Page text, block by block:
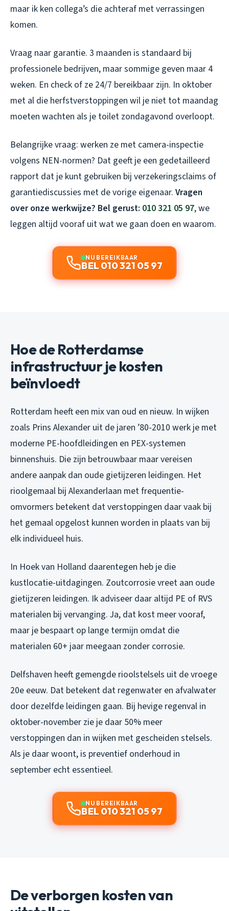
maar ik ken collega’s die achteraf met verrassingen
komen.
Vraag naar garantie. 3 maanden is standaard bij
professionele bedrijven, maar sommige geven maar 4
weken. En check of ze 24/7 bereikbaar zijn. In oktober
met al die herfstverstoppingen wil je niet tot maandag
moeten wachten als je toilet zondagavond overloopt.
Belangrijke vraag: werken ze met camera-inspectie
volgens NEN-normen? Dat geeft je een gedetailleerd
rapport dat je kunt gebruiken bij verzekeringsclaims of
garantiediscussies met de vorige eigenaar. Vragen
over onze werkwijze? Bel gerust: 010 321 05 97, we
leggen altijd vooraf uit wat we gaan doen en waarom.
NU BEREIKBAAR
BEL 010 321 05 97
Hoe de Rotterdamse
infrastructuur je kosten
beïnvloedt
Rotterdam heeft een mix van oud en nieuw. In wijken
zoals Prins Alexander uit de jaren ’80-2010 werk je met
moderne PE-hoofdleidingen en PEX-systemen
binnenshuis. Die zijn betrouwbaar maar vereisen
andere aanpak dan oude gietijzeren leidingen. Het
rioolgemaal bij Alexanderlaan met frequentie-
omvormers betekent dat verstoppingen daar vaak bij
het gemaal opgelost kunnen worden in plaats van bij
elk individueel huis.
In Hoek van Holland daarentegen heb je die
kustlocatie-uitdagingen. Zoutcorrosie vreet aan oude
gietijzeren leidingen. Ik adviseer daar altijd PE of RVS
materialen bij vervanging. Ja, dat kost meer vooraf,
maar je bespaart op lange termijn omdat die
materialen 60+ jaar meegaan zonder corrosie.
Delfshaven heeft gemengde rioolstelsels uit de vroege
20e eeuw. Dat betekent dat regenwater en afvalwater
door dezelfde leidingen gaan. Bij hevige regenval in
oktober-november zie je daar 50% meer
verstoppingen dan in wijken met gescheiden stelsels.
Als je daar woont, is preventief onderhoud in
september echt essentieel.
NU BEREIKBAAR
BEL 010 321 05 97
De verborgen kosten van